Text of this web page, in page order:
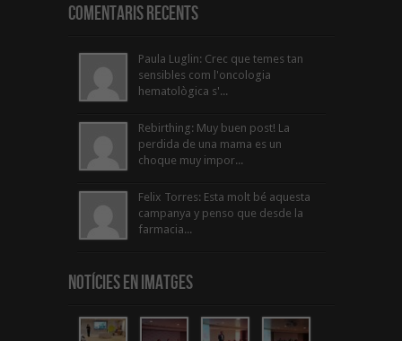
Comentaris Recents
Paula Luglin: Crec que temes tan
sensibles com l'oncologia
hematològica s'...
Rebirthing: Muy buen post! La
perdida de una mama es un
choque muy impor...
Felix Torres: Esta molt bé aquesta
campanya y penso que desde la
farmacia...
Notícies en Imatges